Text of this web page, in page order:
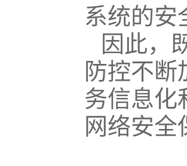
系统的安
因此，
防控不
务信息化
网络安